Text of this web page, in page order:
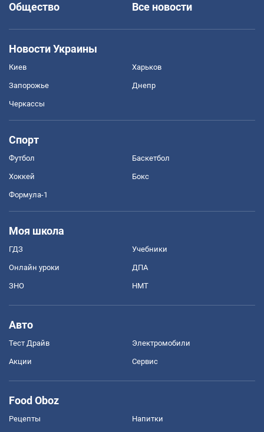
Общество
Все новости
Новости Украины
Киев Харьков
Запорожье Днепр
Черкассы
Спорт
Футбол Баскетбол
Хоккей Бокс
Формула-1
Моя школа
ГДЗ Учебники
Онлайн уроки ДПА
ЗНО НМТ
Авто
Тест Драйв Электромобили
Акции Сервис
Food Oboz
Рецепты Напитки